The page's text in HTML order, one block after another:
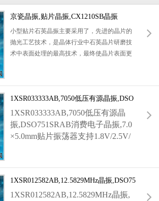
京瓷晶振,贴片晶振,CX1210SB晶振
小型贴片石英晶振主要采用了，先进的晶片的
抛光工艺技术，是晶体行业中石英晶片研磨技
术中表面处理的最高技术，最终使晶片表面更
的生产工艺，使产品在各项参数得到了很大的
改良。
1XSR033333AB,7050低压有源晶振,DSO
751SRAB消费电子晶振
1XSR033333AB,7050低压有源晶
振,DSO751SRAB消费电子晶振,7.0
×5.0mm贴片振荡器支持1.8V/2.5V/
频偏可选±20~±50ppm,输出波形对称,低抖动,
金属气密封装抗温湿度变化,适配智能电视,便
1XSR012582AB,12.5829MHz晶振,DSO75
1SRAB工业控制晶振
1XSR012582AB,12.5829MHz晶振,